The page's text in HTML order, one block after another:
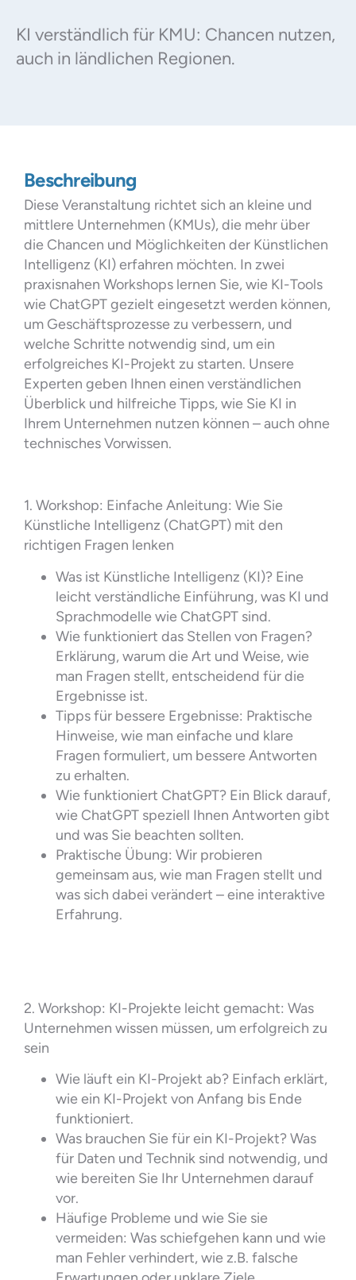
KI verständlich für KMU: Chancen nutzen,
auch in ländlichen Regionen.
Beschreibung
Diese Veranstaltung richtet sich an kleine und
mittlere Unternehmen (KMUs), die mehr über
die Chancen und Möglichkeiten der Künstlichen
Intelligenz (KI) erfahren möchten. In zwei
praxisnahen Workshops lernen Sie, wie KI-Tools
wie ChatGPT gezielt eingesetzt werden können,
um Geschäftsprozesse zu verbessern, und
welche Schritte notwendig sind, um ein
erfolgreiches KI-Projekt zu starten. Unsere
Experten geben Ihnen einen verständlichen
Überblick und hilfreiche Tipps, wie Sie KI in
Ihrem Unternehmen nutzen können – auch ohne
technisches Vorwissen.
1. Workshop: Einfache Anleitung: Wie Sie
Künstliche Intelligenz (ChatGPT) mit den
richtigen Fragen lenken
Was ist Künstliche Intelligenz (KI)? Eine
leicht verständliche Einführung, was KI und
Sprachmodelle wie ChatGPT sind.
Wie funktioniert das Stellen von Fragen?
Erklärung, warum die Art und Weise, wie
man Fragen stellt, entscheidend für die
Ergebnisse ist.
Tipps für bessere Ergebnisse: Praktische
Hinweise, wie man einfache und klare
Fragen formuliert, um bessere Antworten
zu erhalten.
Wie funktioniert ChatGPT? Ein Blick darauf,
wie ChatGPT speziell Ihnen Antworten gibt
und was Sie beachten sollten.
Praktische Übung: Wir probieren
gemeinsam aus, wie man Fragen stellt und
was sich dabei verändert – eine interaktive
Erfahrung.
2. Workshop: KI-Projekte leicht gemacht: Was
Unternehmen wissen müssen, um erfolgreich zu
sein
Wie läuft ein KI-Projekt ab? Einfach erklärt,
wie ein KI-Projekt von Anfang bis Ende
funktioniert.
Was brauchen Sie für ein KI-Projekt? Was
für Daten und Technik sind notwendig, und
wie bereiten Sie Ihr Unternehmen darauf
vor.
Häufige Probleme und wie Sie sie
vermeiden: Was schiefgehen kann und wie
man Fehler verhindert, wie z.B. falsche